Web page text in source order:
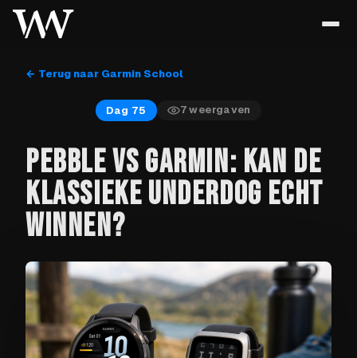
← Terug naar Garmin School
Dag 75 7weergaven
PEBBLE VS GARMIN: KAN DE
KLASSIEKE UNDERDOG ECHT
WINNEN?